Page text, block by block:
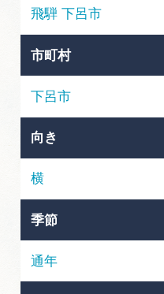
体験予約サイト「
岐阜県アウトドア
岐阜県まるごと観
岐阜県観光データ
旅行会社・観
飛騨 下呂市
市町村
下呂市
向き
横
季節
通年